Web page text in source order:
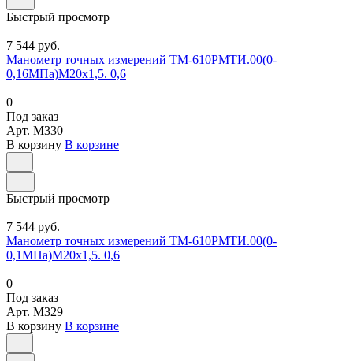
Быстрый просмотр
7 544 руб.
Манометр точных измерений ТМ-610РМТИ.00(0-
0,16МПа)М20х1,5. 0,6
0
Под заказ
Арт. M330
В корзину В корзине
Быстрый просмотр
7 544 руб.
Манометр точных измерений ТМ-610РМТИ.00(0-
0,1МПа)М20х1,5. 0,6
0
Под заказ
Арт. M329
В корзину В корзине